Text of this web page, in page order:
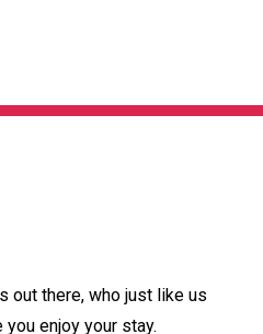
out there, who just like us
enjoy your stay.